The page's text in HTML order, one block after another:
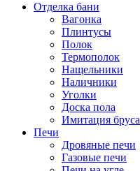
Отделка бани
Вагонка
Плинтусы
Полок
Термополок
Нащельники
Наличники
Уголки
Доска пола
Имитация бруса
Печи
Дровяные печи
Газовые печи